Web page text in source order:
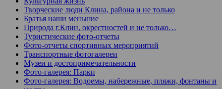
Творческие люди Клина, района и не только
Братья наши меньшие
Природа г.Клин, окрестностей и не только…
Туристические фото-отчеты
Фото-отчеты спортивных мероприятий
Транспортные фотогалереи
Музеи и достопримечательности
Фото-галерея: Парки
Фото-галерея: Водоемы, набережные, пляжи, фонтаны и